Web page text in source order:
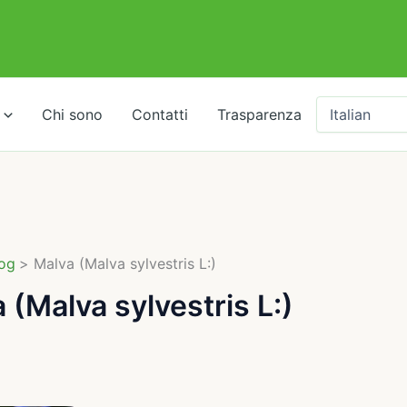
Chi sono Contatti Trasparenza
Malva (Malva sylvestris L:)
(Malva sylvestris L:)